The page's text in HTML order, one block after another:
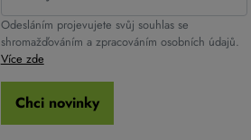
Odesláním projevujete svůj souhlas se
shromažďováním a zpracováním osobních údajů.
Více zde
Chci novinky